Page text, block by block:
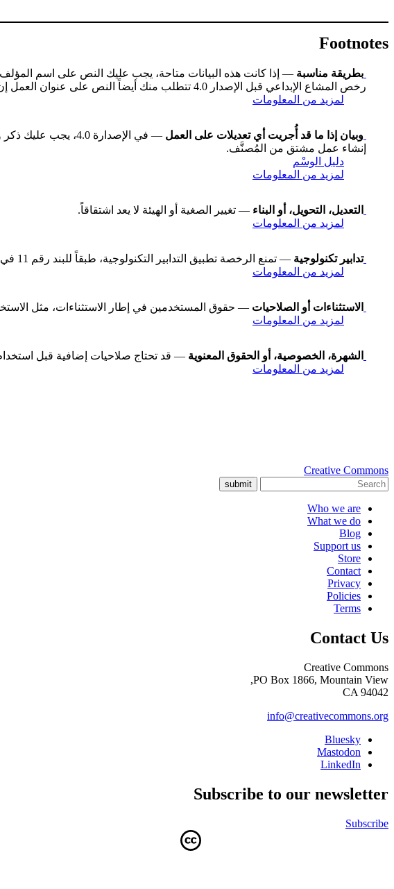
Footnotes
بطريقة مناسبة — إذا كانت هذه البيانات متاحة، يجب عليك النص على اسم
رخص المشاع الإبداعي قبل الإصدار 4.0 تتطلب منك أيضاً النص على عنوان العمل إن كان متاحاً، وقد تكون هناك اختلافات طفيفة أخرى.
لمزيد من المعلومات
وبيان إذا ما قد أُجريت أي تعديلات على العمل
إنشاء عمل مشتق من المُصنَّف.
دليل الوسْم
لمزيد من المعلومات
التعديل، التحويل، أو البناء — تغيير الصغية أو الهيئة لا يعد اشتقاقاً.
لمزيد من المعلومات
تدابير تكنولوجية — تمنع الرخصة تطبيق التدابير التكنولوجية، طبقاً للبند رقم 11 في معاهدة WIPO لحقوق الملكية الفكرية.
لمزيد من المعلومات
الاستثناءات أو الصلاحيات — حقوق المستخدمين في إطار الاستثناءات، مثل
لمزيد من المعلومات
الشهرة، الخصوصية، أو الحقوق المعنوية — قد تحتاج صلاحيات إضافية قبل
لمزيد من المعلومات
Creative Commons
submit
Who we are
What we do
Blog
Support us
Store
Contact
Privacy
Policies
Terms
Contact Us
Creative Commons
PO Box 1866, Mountain View,
CA 94042
info@creativecommons.org
Bluesky
Mastodon
LinkedIn
Subscribe to our newsletter
Subscribe